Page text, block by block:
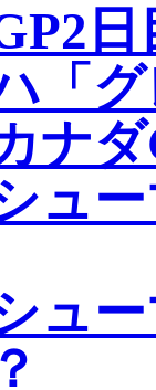
日
「
ナ
ュ
ュ